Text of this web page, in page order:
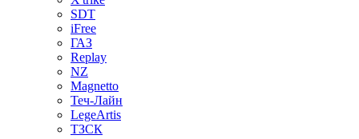
SDT
iFree
ГАЗ
Replay
NZ
Magnetto
Теч-Лайн
LegeArtis
ТЗСК